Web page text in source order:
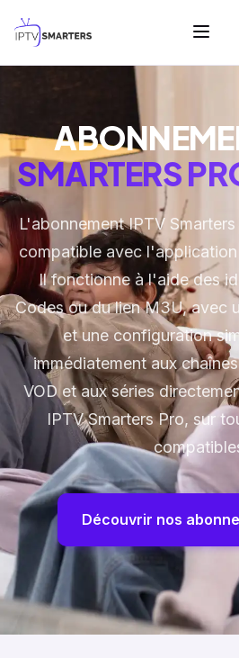
SMARTERS
L'abonnement IPTV
compatible avec l'application
Il fonctionne à l'aide des
Codes ou du lien M3U, avec
et une configuration
immédiatement aux
VOD et aux séries
IPTV Smarters Pro, sur
Découvrir nos